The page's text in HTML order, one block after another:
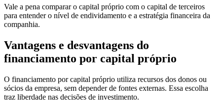
Vale a pena comparar o capital próprio com o capital de terceiros
para entender o nível de endividamento e a estratégia financeira da
companhia.
Vantagens e desvantagens do
financiamento por capital próprio
O financiamento por capital próprio utiliza recursos dos donos ou
sócios da empresa, sem depender de fontes externas. Essa escolha
traz liberdade nas decisões de investimento.